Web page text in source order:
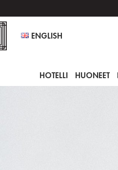
ENGLISH
HOTELLI HUONEET